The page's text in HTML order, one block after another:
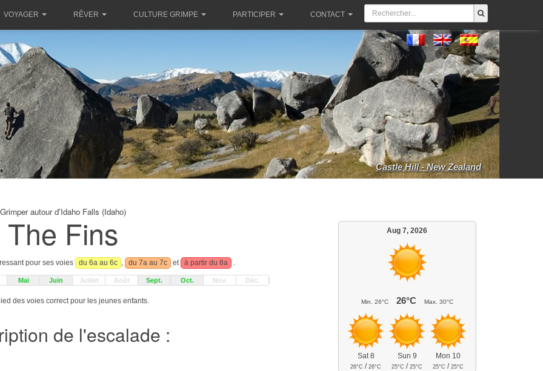
VOYAGER RÊVER CULTURE GRIMPE PARTICIPER CONTACT
Castle Hill - New Zealand
Grimper autour d'Idaho Falls (Idaho)
The Fins
pour ses voies du 6a au 6c , du 7a au 7c et à partir du 8a .
Mai Juin Juillet Août Sept. Oct. Nov. Déc.
des voies correct pour les jeunes enfants.
de l'escalade :
Aug 7, 2026
Min. 26°C 26°C Max. 30°C
Sat 8
26°C /26°C
Sun 9
25°C /25°C
Mon 10
25°C /25°C